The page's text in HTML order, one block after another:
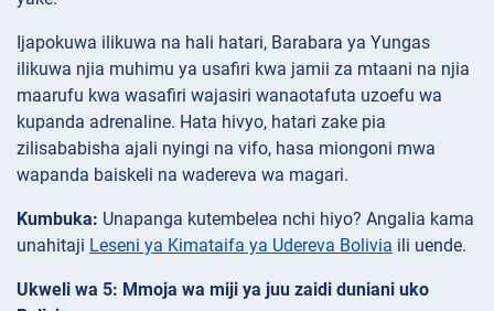
Ijapokuwa ilikuwa na hali hatari, Barabara ya Yungas
ilikuwa njia muhimu ya usafiri kwa jamii za mtaani na njia
maarufu kwa wasafiri wajasiri wanaotafuta uzoefu wa
kupanda adrenaline. Hata hivyo, hatari zake pia
zilisababisha ajali nyingi na vifo, hasa miongoni mwa
wapanda baiskeli na wadereva wa magari.
Kumbuka: Unapanga kutembelea nchi hiyo? Angalia kama
unahitaji Leseni ya Kimataifa ya Udereva Bolivia ili uende.
Ukweli wa 5: Mmoja wa miji ya juu zaidi duniani uko